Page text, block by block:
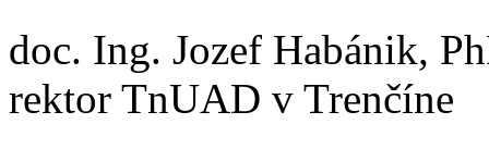
doc. Ing. Jozef Habánik,
rektor TnUAD v Trenčíne